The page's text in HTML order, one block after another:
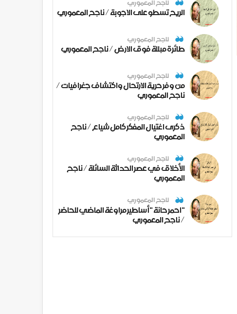
ناجح المعموري
الريح تسطو على الاجوبة / ناجح المعموري
ناجح المعموري
طائرة مبللة فوق الارض / ناجح المعموري
ناجح المعموري
من وفر حرية الارتحال واكتشاف جغرافيات /
ناجح المعموري
ناجح المعموري
ذكرى اغتيال المفكر كامل شياع / ناجح
المعموري
ناجح المعموري
الأخلاق في عصر الحداثة السائلة / ناجح
المعموري
ناجح المعموري
" احمر حانة " أساطير مراوغة الماضي للحاضر
/ ناجح المعموري